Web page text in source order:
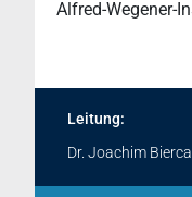
Alfred-Wegener-
Leitung:
Dr. Joachim